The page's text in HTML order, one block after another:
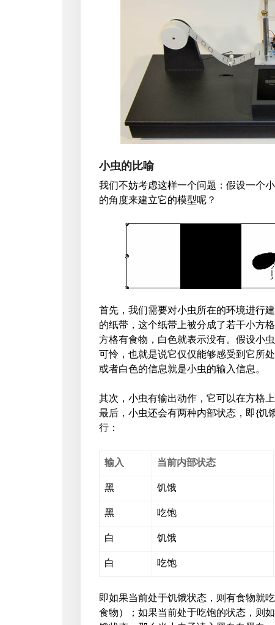
小虫的比喻
我们不妨考虑这样一个问题：假设一个
的角度来建立它的模型呢？
首先，我们需要对小虫所在的环境进行
的纸带，这个纸带上被分成了若干小方
方格有食物，白色就表示没有。假设小
可怜，也就是说它仅仅能够感受到它所
或者白色的信息就是小虫的输入信息。
其次，小虫有输出动作，它可以在方格
最后，小虫还会有两种内部状态，即{
行：
输入 当前内部状态
黑
饥饿
黑
吃饱
白
饥饿
白
吃饱
即如果当前处于饥饿状态，则有食物就
食物）；如果当前处于吃饱的状态，则